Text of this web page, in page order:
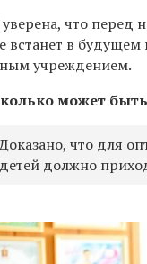
что
встанет в
учреждением.
может
Доказано, что для
детей должно